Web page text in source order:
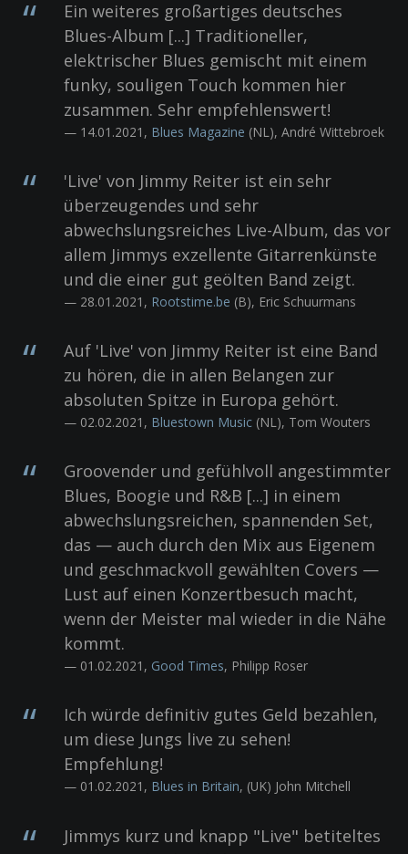
Ein weiteres großartiges deutsches
Blues-Album [...] Traditioneller,
elektrischer Blues gemischt mit einem
funky, souligen Touch kommen hier
zusammen. Sehr empfehlenswert!
— 14.01.2021, Blues Magazine (NL), André Wittebroek
'Live' von Jimmy Reiter ist ein sehr
überzeugendes und sehr
abwechslungsreiches Live-Album, das vor
allem Jimmys exzellente Gitarrenkünste
und die einer gut geölten Band zeigt.
— 28.01.2021, Rootstime.be (B), Eric Schuurmans
Auf 'Live' von Jimmy Reiter ist eine Band
zu hören, die in allen Belangen zur
absoluten Spitze in Europa gehört.
— 02.02.2021, Bluestown Music(NL), Tom Wouters
Groovender und gefühlvoll angestimmter
Blues, Boogie und R&B [...] in einem
abwechslungsreichen, spannenden Set,
das — auch durch den Mix aus Eigenem
und geschmackvoll gewählten Covers —
Lust auf einen Konzertbesuch macht,
wenn der Meister mal wieder in die Nähe
kommt.
— 01.02.2021, Good Times, Philipp Roser
Ich würde definitiv gutes Geld bezahlen,
um diese Jungs live zu sehen!
Empfehlung!
— 01.02.2021, Blues in Britain, (UK) John Mitchell
Jimmys kurz und knapp "Live" betiteltes